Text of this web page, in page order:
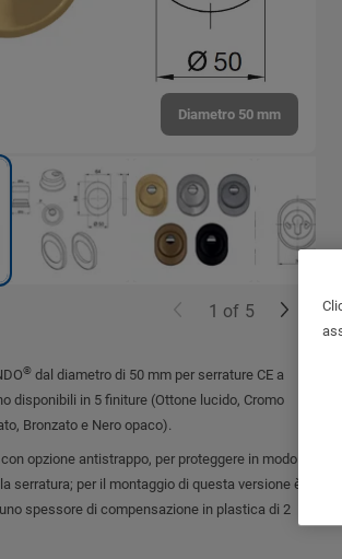
® dal diametro di 50 mm per serrature CE a
disponibili in 5 finiture (Ottone lucido, Cromo
Bronzato e Nero opaco).
opzione antistrappo, per proteggere in modo
serratura; per il montaggio di questa versione è
spessore di compensazione in plastica di 2
Diametro 50 mm
1 of 5